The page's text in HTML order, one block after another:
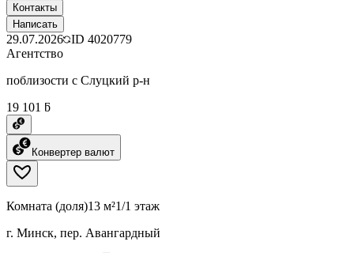
Контакты
Написать
29.07.2026 ID 4020779
Агентство
поблизости с Слуцкий р-н
19 101 ƃ
Конвертер валют
Комната (доля)13 м²1/1 этаж
г. Минск, пер. Авангардный